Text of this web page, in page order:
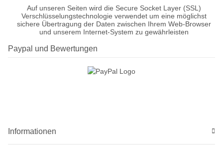
Auf unseren Seiten wird die Secure Socket Layer (SSL)
Verschlüsselungstechnologie verwendet um eine möglichst
sichere Übertragung der Daten zwischen Ihrem Web-Browser
und unserem Internet-System zu gewährleisten
Paypal und Bewertungen
Informationen